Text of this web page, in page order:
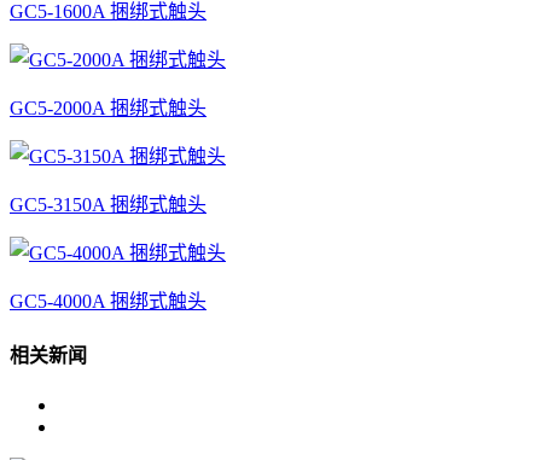
GC5-1600A 捆绑式触头
GC5-2000A 捆绑式触头
GC5-3150A 捆绑式触头
GC5-4000A 捆绑式触头
相关新闻